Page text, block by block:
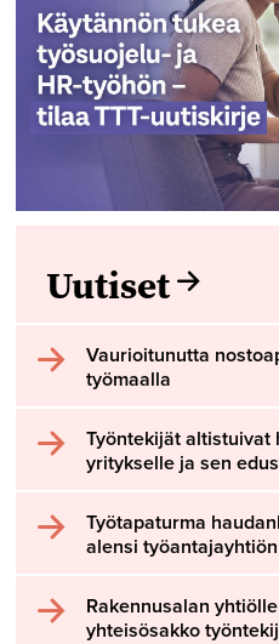
Uutiset
Vaurioitunutta
työmaalla
Työntekijät altistuivat
yritykselle ja sen
Työtapaturma
alensi
Rakennusalan
yhteisösakko